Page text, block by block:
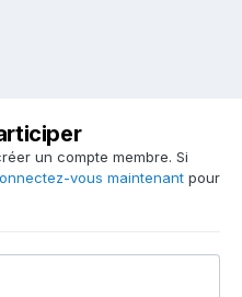
un compte membre. Si
vous maintenant pour